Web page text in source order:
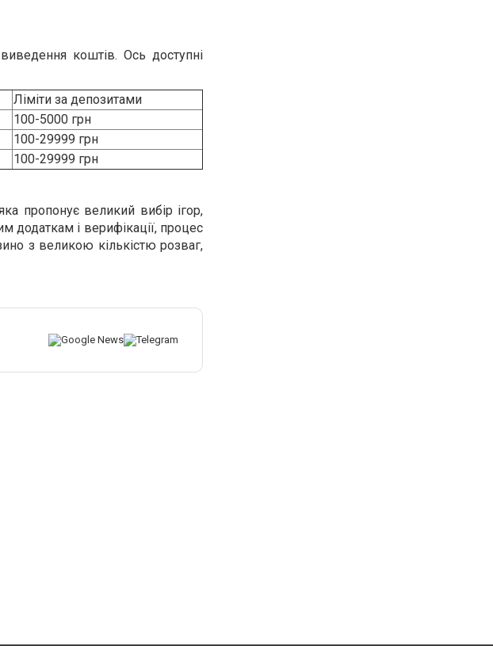
коштів. Ось доступні
Ліміти за депозитами
100-5000 грн
100-29999 грн
100-29999 грн
пропонує великий вибір ігор,
додаткам і верифікації, процес
з великою кількістю розваг,